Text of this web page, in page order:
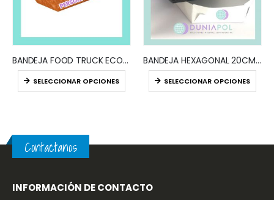
BANDEJA FOOD TRUCK ECOLÓGICA IMPRESA
SELECCIONAR OPCIONES
BANDEJA HEXAGONAL 20CM IMPRESA
SELECCIONAR OPCIONES
Contactanos
INFORMACIÓN DE CONTACTO